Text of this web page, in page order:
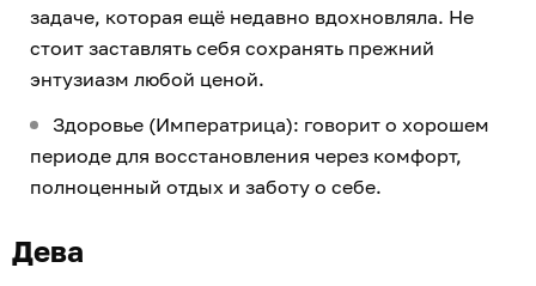
задаче, которая ещё недавно вдохновляла. Не
стоит заставлять себя сохранять прежний
энтузиазм любой ценой.
Здоровье (Императрица): говорит о хорошем
периоде для восстановления через комфорт,
полноценный отдых и заботу о себе.
Дева